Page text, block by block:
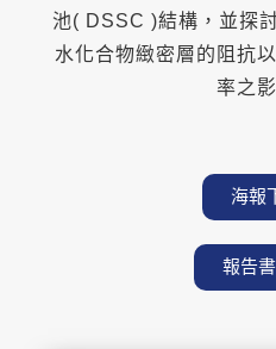
池( DSSC )結構，並探
水化合物緻密層的阻抗
率之
海報
報告